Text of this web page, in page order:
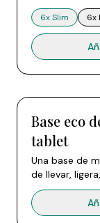
haya a precio
monta en cruz
6x Slim o 6x
con todos los
pulgadas.
6x Slim 6x
Base eco
tablet
Una base de
de llevar,
Dos piezas
o la tablet en
posición más